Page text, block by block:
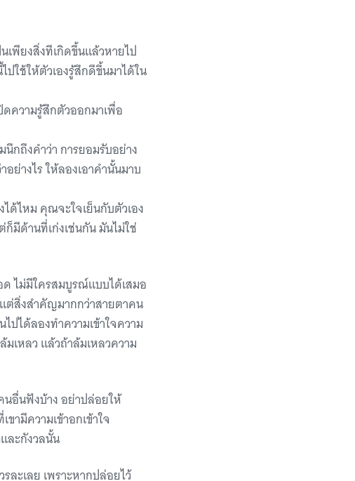
พียงสิ่งทีเกิดขึ้นแล้วหายไป
ใช้ให้ตัวเองรู้สึกดีขึ้นมาได้ใน
ความรู้สึกตัวออกมาเพื่อ
กถึงคำว่า การยอมรับอย่าง
ย่างไร ให้ลองเอาคำนั้นมาบ
ได้ไหม คุณจะใจเย็นกับตัวเอง
มีด้านที่เก่งเช่นกัน มันไม่ใช่
ไม่มีใครสมบูรณ์แบบได้เสมอ
ต่สิ่งสำคัญมากกว่าสายตาคน
ได้ลองทำความเข้าใจความ
เหลว แล้วถ้าล้มเหลวความ
นอื่นฟังบ้าง อย่าปล่อยให้
มีความเข้าอกเข้าใจ
ละกังวลนั้น
ละเลย เพราะหากปล่อยไว้